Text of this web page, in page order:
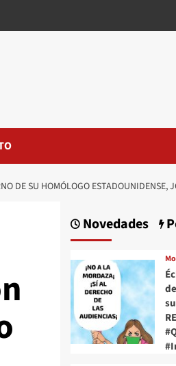
DE SU HOMÓLOGO ESTADOUNIDENSE,
Novedades